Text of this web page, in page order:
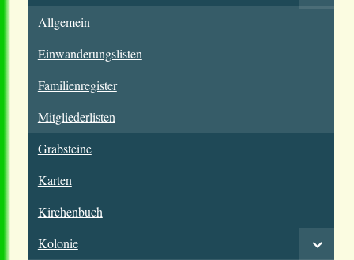
Allgemein
Einwanderungslisten
Familienregister
Mitgliederlisten
Grabsteine
Karten
Kirchenbuch
Kolonie